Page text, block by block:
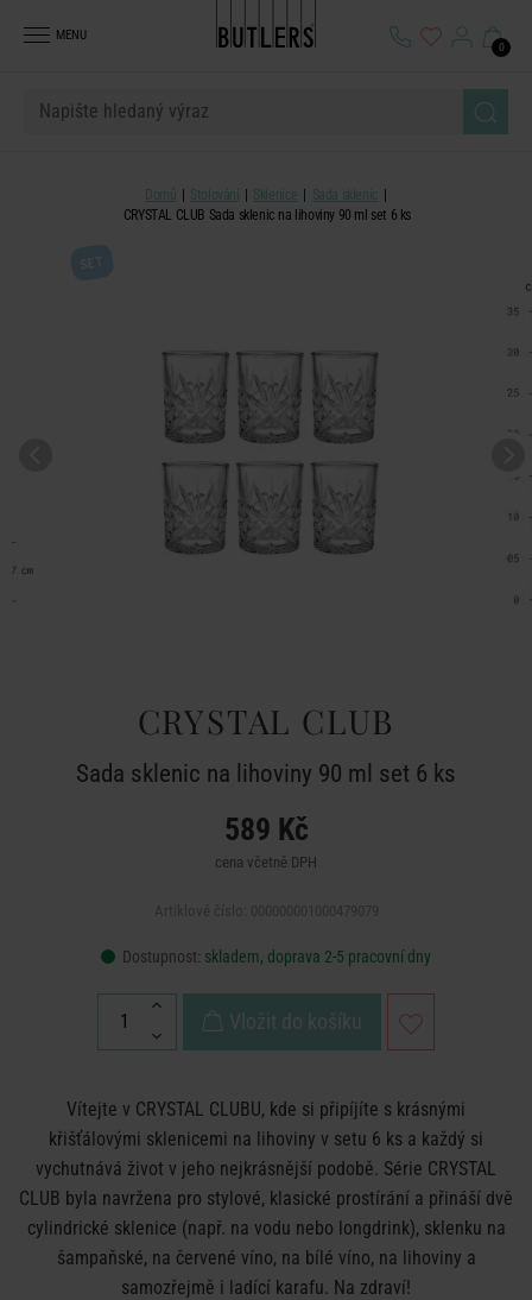
MENU
0
Domů Stolování Sklenice
Sada sklenic
CRYSTAL CLUB Sada sklenic na lihoviny 90 ml set 6 ks
CRYSTAL CLUB
Sada sklenic na lihoviny 90 ml set 6 ks
589 Kč
cena včetně DPH
Dostupnost: skladem, doprava 2-5 pracovní dny
Vložit do košíku
Vítejte v CRYSTAL CLUBU, kde si připíjíte s krásnými
křišťálovými sklenicemi na lihoviny v setu 6 ks a každý si
vychutnává život v jeho nejkrásnější podobě. Série CRYSTAL
CLUB byla navržena pro stylové, klasické prostírání a přináší dvě
cylindrické sklenice (např. na vodu nebo longdrink), sklenku na
šampaňské, na červené víno, na bílé víno, na lihoviny a
samozřejmě i ladící karafu. Na zdraví!